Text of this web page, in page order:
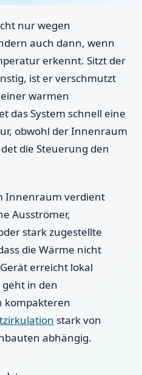
nur wegen
auch dann, wenn
erkennt. Sitzt der
ist er verschmutzt
warmen
das System schnell eine
obwohl der Innenraum
die Steuerung den
Innenraum verdient
Ausströmer,
stark zugestellte
die Wärme nicht
erreicht lokal
in den
kompakteren
stark von
abhängig.